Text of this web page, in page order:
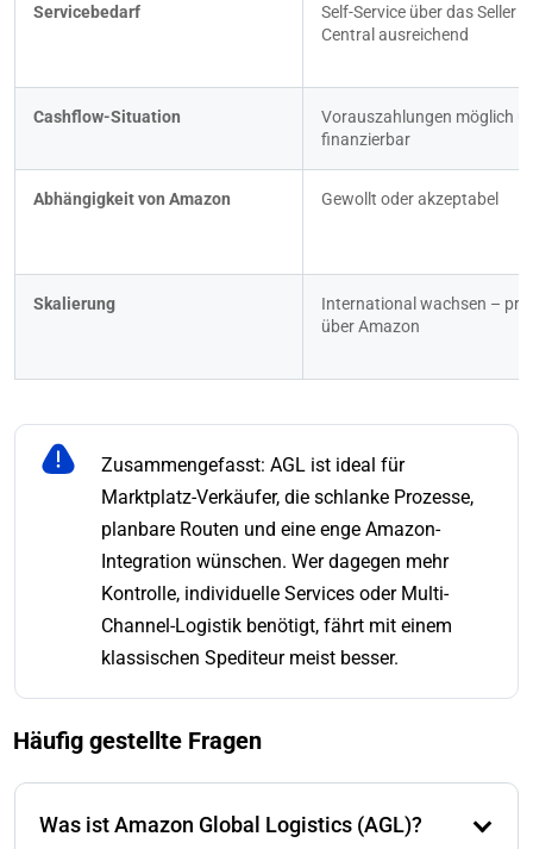
Servicebedarf
Self-Service über das Seller
Central ausreichend
Cashflow-Situation
Vorauszahlungen möglich
finanzierbar
Abhängigkeit von Amazon Gewollt oder akzeptabel
Skalierung
International wachsen –
über Amazon
Zusammengefasst: AGL ist ideal für
Marktplatz-Verkäufer, die schlanke Prozesse,
planbare Routen und eine enge Amazon-
Integration wünschen. Wer dagegen mehr
Kontrolle, individuelle Services oder Multi-
Channel-Logistik benötigt, fährt mit einem
klassischen Spediteur meist besser.
Häufig gestellte Fragen
Was ist Amazon Global Logistics (AGL)?